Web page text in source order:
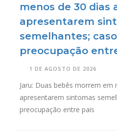
menos de 30 dias
apresentarem
semelhantes;
preocupação
1 DE AGOSTO DE 2026
Jaru: Duas bebês morrem em
apresentarem sintomas
preocupação entre pais